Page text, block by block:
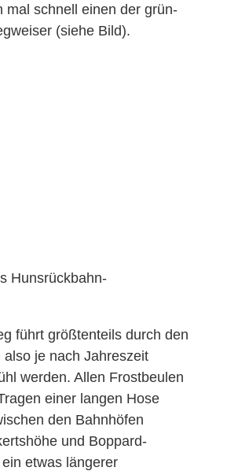
mal schnell einen der grün-
(siehe Bild).
Hunsrückbahn-
führt größtenteils durch den
also je nach Jahreszeit
werden. Allen Frostbeulen
einer langen Hose
den Bahnhöfen
und Boppard-
etwas längerer